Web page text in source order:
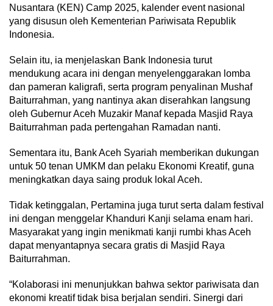
Nusantara (KEN) Camp 2025, kalender event nasional
yang disusun oleh Kementerian Pariwisata Republik
Indonesia.
Selain itu, ia menjelaskan Bank Indonesia turut
mendukung acara ini dengan menyelenggarakan lomba
dan pameran kaligrafi, serta program penyalinan Mushaf
Baiturrahman, yang nantinya akan diserahkan langsung
oleh Gubernur Aceh Muzakir Manaf kepada Masjid Raya
Baiturrahman pada pertengahan Ramadan nanti.
Sementara itu, Bank Aceh Syariah memberikan dukungan
untuk 50 tenan UMKM dan pelaku Ekonomi Kreatif, guna
meningkatkan daya saing produk lokal Aceh.
Tidak ketinggalan, Pertamina juga turut serta dalam festival
ini dengan menggelar Khanduri Kanji selama enam hari.
Masyarakat yang ingin menikmati kanji rumbi khas Aceh
dapat menyantapnya secara gratis di Masjid Raya
Baiturrahman.
“Kolaborasi ini menunjukkan bahwa sektor pariwisata dan
ekonomi kreatif tidak bisa berjalan sendiri. Sinergi dari